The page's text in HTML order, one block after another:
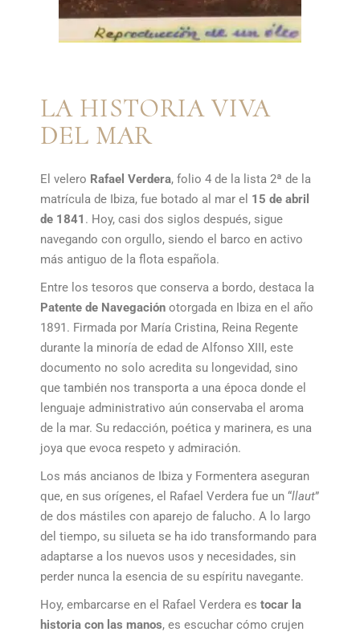
LA HISTORIA VIVA
DEL MAR
El velero Rafael Verdera, folio 4 de la lista 2ª de la
matrícula de Ibiza, fue botado al mar el 15 de abril
de 1841 . Hoy, casi dos siglos después, sigue
navegando con orgullo, siendo el barco en activo
más antiguo de la flota española.
Entre los tesoros que conserva a bordo, destaca la
Patente de Navegación otorgada en Ibiza en el año
1891. Firmada por María Cristina, Reina Regente
durante la minoría de edad de Alfonso XIII, este
documento no solo acredita su longevidad, sino
que también nos transporta a una época donde el
lenguaje administrativo aún conservaba el aroma
de la mar. Su redacción, poética y marinera, es una
joya que evoca respeto y admiración.
Los más ancianos de Ibiza y Formentera aseguran
que, en sus orígenes, el Rafael Verdera fue un “llaut”
de dos mástiles con aparejo de falucho. A lo largo
del tiempo, su silueta se ha ido transformando para
adaptarse a los nuevos usos y necesidades, sin
perder nunca la esencia de su espíritu navegante.
Hoy, embarcarse en el Rafael Verdera estocar la
historia con las manos, es escuchar cómo crujen